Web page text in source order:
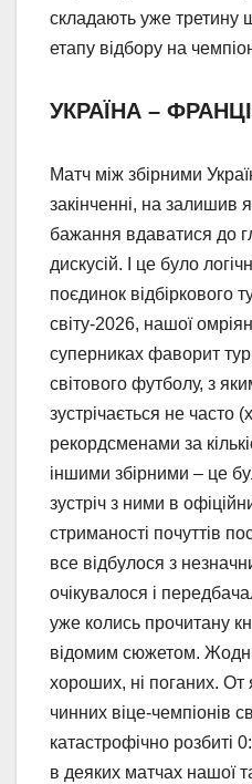
складають уже третину
етапу відбору на
УКРАЇНА –
Матч між збірними
закінченні, на залишив
бажання вдаватися до
дискусій. І це було
поєдинок відбіркового
світу-2026, нашої
суперниках фаворит
світового футболу, з
зустрічається не часто
рекордсменами за
іншими збірними – це
зустріч з ними в
стриманості почуттів
все відбулося з
очікувалося і
уже колись прочитану
відомим сюжетом.
хороших, ні поганих. От
чинних віце-чемпіонів
катастрофічно розбиті
в деяких матчах нашої